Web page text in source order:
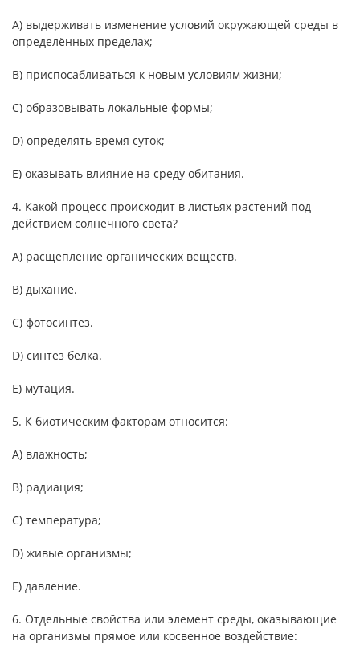
А) выдерживать изменение условий окружающей среды в
определённых пределах;
B) приспосабливаться к новым условиям жизни;
C) образовывать локальные формы;
D) определять время суток;
E) оказывать влияние на среду обитания.
4. Какой процесс происходит в листьях растений под
действием солнечного света?
A) расщепление органических веществ.
B) дыхание.
C) фотосинтез.
D) синтез белка.
E) мутация.
5. К биотическим факторам относится:
А) влажность;
B) радиация;
C) температура;
D) живые организмы;
E) давление.
6. Отдельные свойства или элемент среды, оказывающие
на организмы прямое или косвенное воздействие: